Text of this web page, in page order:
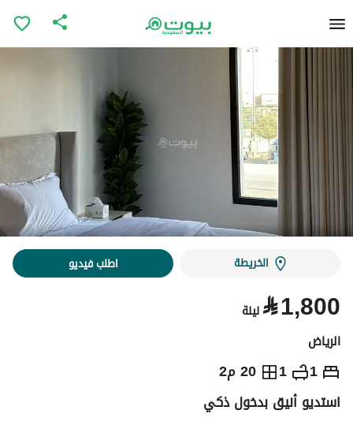
الخريطة اطلب فيديو
⃁1,800 ليلة
الرياض
1
1 20 م2 ⃁
1,800يومياً
السياحة الاماكن القريبة
استديو أنيق بدخول ذكي